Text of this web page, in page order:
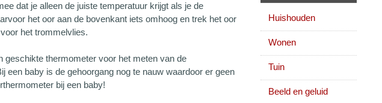
dat je alleen de juiste temperatuur krijgt als je de
het oor aan de bovenkant iets omhoog en trek het oor
het trommelvlies.
geschikte thermometer voor het meten van de
een baby is de gehoorgang nog te nauw waardoor er geen
bij een baby!
Huishouden
Wonen
Tuin
Beeld en geluid